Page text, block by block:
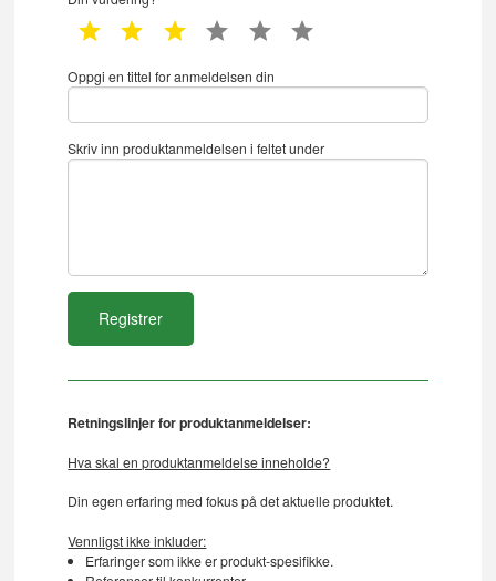
1 star 2 star 3 star 4 star 5 star
Oppgi en tittel for anmeldelsen din
Skriv inn produktanmeldelsen i feltet under
Retningslinjer for produktanmeldelser:
Hva skal en produktanmeldelse inneholde?
Din egen erfaring med fokus på det aktuelle produktet.
Vennligst ikke inkluder:
Erfaringer som ikke er produkt-spesifikke.